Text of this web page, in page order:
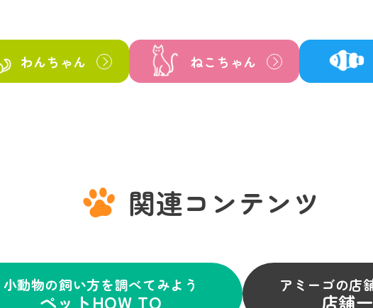
わんちゃん ねこちゃん
関連コンテンツ
小動物の飼い方を調べてみよう
ペットHOW TO
アミーゴの店
店舗